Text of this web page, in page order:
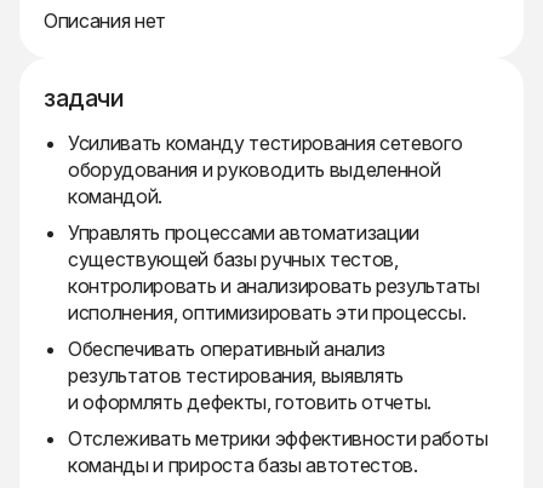
Описания нет
задачи
Усиливать команду тестирования сетевого
оборудования и руководить выделенной
командой.
Управлять процессами автоматизации
существующей базы ручных тестов,
контролировать и анализировать результаты
исполнения, оптимизировать эти процессы.
Обеспечивать оперативный анализ
результатов тестирования, выявлять
и оформлять дефекты, готовить отчеты.
Отслеживать метрики эффективности работы
команды и прироста базы автотестов.